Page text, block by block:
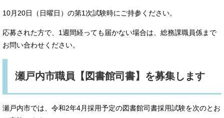
10月20日（日曜日）の第1次試験時にご持参ください。
応募された方で、1週間経っても届かない場合は、総務課職員係まで
お問い合わせください。
瀬戸内市職員【図書館司書】を募集します
瀬戸内市では、令和2年4月採用予定の図書館司書採用試験を次のとお